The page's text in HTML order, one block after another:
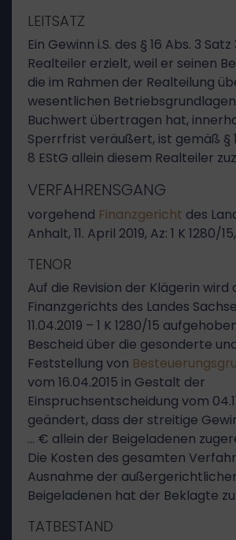
LEITSATZ
Ein Gewinn i.S. des § 16 Abs. 3
Realteiler erzielt, weil er seinen
die im Rahmen der Realteilung
wesentlichen
Buchwert übertragen hat,
Sperrfrist veräußert, ist gemäß §
8 EStG allein diesem Realteiler
VERFAHRENSGANG
vorgehend Finanzgericht des
Anhalt, 11. April 2019, Az: 1 K 1280/
TENOR
Auf die Revision der Klägerin wird
Finanzgerichts des Landes
11.04.2019 – 1 K 1280/15
Bescheid über die gesonderte
Feststellung von
vom 16.04.2015 in Gestalt der
Einspruchsentscheidung vom
geändert, dass der streitige
… € allein der Beigeladenen
Die Kosten des gesamten
Ausnahme der
Beigeladenen hat der Beklagte
TATBESTAND